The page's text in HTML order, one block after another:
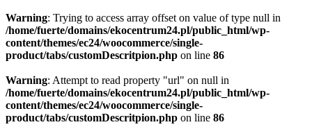
Warning: Trying to access array offset on value of type null in
/home/fuerte/domains/ekocentrum24.pl/public_html/wp-
content/themes/ec24/woocommerce/single-
product/tabs/customDescritpion.php on line 86
Warning: Attempt to read property "url" on null in
/home/fuerte/domains/ekocentrum24.pl/public_html/wp-
content/themes/ec24/woocommerce/single-
product/tabs/customDescritpion.php on line 86